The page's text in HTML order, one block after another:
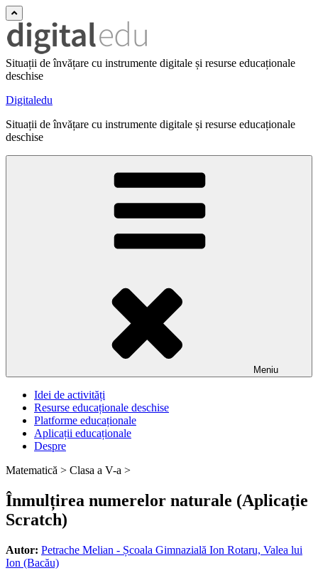
Situații de învățare cu instrumente digitale și resurse educaționale
deschise
Digitaledu
Situații de învățare cu instrumente digitale și resurse educaționale
deschise
Meniu
Idei de activități
Resurse educaționale deschise
Platforme educaționale
Aplicații educaționale
Despre
Matematică > Clasa a V-a >
Înmulțirea numerelor naturale (Aplicație
Scratch)
Autor: Petrache Melian - Școala Gimnazială Ion Rotaru, Valea lui
Ion (Bacău)